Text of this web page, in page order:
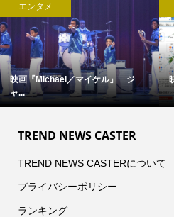
×...
エンタメ
完全撮り下ろし「2027年版 羽生結...
TREND NEWS CASTER
TREND NEWS CASTERについて
プライバシーポリシー
ランキング